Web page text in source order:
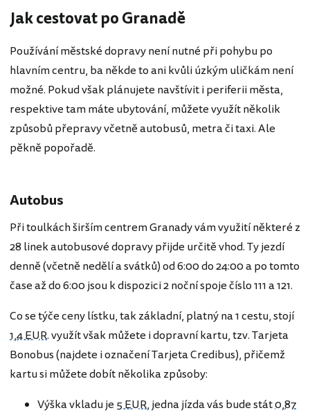
Jak cestovat po Granadě
Používání městské dopravy není nutné při pohybu po
hlavním centru, ba někde to ani kvůli úzkým uličkám není
možné. Pokud však plánujete navštívit i periferii města,
respektive tam máte ubytování, můžete využít několik
způsobů přepravy včetně autobusů, metra či taxi. Ale
pěkně popořadě.
Autobus
Při toulkách širším centrem Granady vám využití některé z
28 linek autobusové dopravy přijde určitě vhod. Ty jezdí
denně (včetně nedělí a svátků) od 6:00 do 24:00 a po tomto
čase až do 6:00 jsou k dispozici 2 noční spoje číslo 111 a 121.
Co se týče ceny lístku, tak základní, platný na 1 cestu, stojí
1,4 EUR. využít však můžete i dopravní kartu, tzv. Tarjeta
Bonobus (najdete i označení Tarjeta Credibus), přičemž
kartu si můžete dobít několika způsoby:
Výška vkladu je 5 EUR, jedna jízda vás bude stát0,87